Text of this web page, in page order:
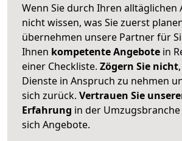
Wenn Sie durch Ihren alltäglichen
nicht wissen, was Sie zuerst
übernehmen unsere Partner für
Ihnen kompetente Angebote in
einer Checkliste. Zögern Sie nicht
Dienste in Anspruch zu nehmen
sich zurück. Vertrauen Sie
Erfahrung in der
sich Angebote.